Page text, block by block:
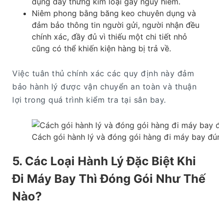
Niêm phong bằng băng keo chuyên dụng và
đảm bảo thông tin người gửi, người nhận đều
chính xác, đầy đủ vì thiếu một chi tiết nhỏ
cũng có thể khiến kiện hàng bị trả về.
Việc tuân thủ chính xác các quy định này đảm
bảo hành lý được vận chuyển an toàn và thuận
lợi trong quá trình kiểm tra tại sân bay.
Cách gói hành lý và đóng gói hàng đi máy bay
5. Các Loại Hành Lý Đặc Biệt Khi
Đi Máy Bay Thì Đóng Gói Như Thế
Nào?